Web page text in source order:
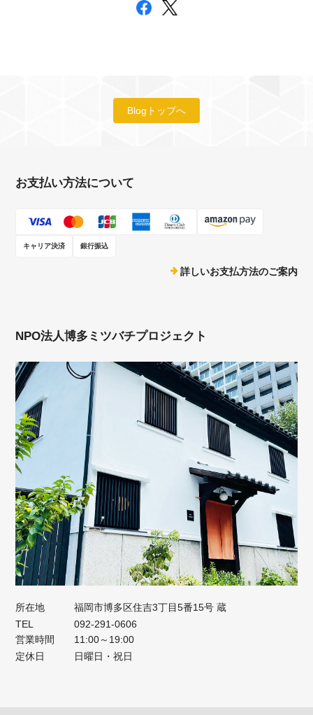
Blogトップへ
お支払い方法について
キャリア決済 銀行振込
詳しいお支払方法のご案内
NPO法人博多ミツバチプロジェクト
所在地
福岡市博多区住吉3丁目5番15号 蔵
TEL
092-291-0606
営業時間
11:00～19:00
定休日
日曜日・祝日